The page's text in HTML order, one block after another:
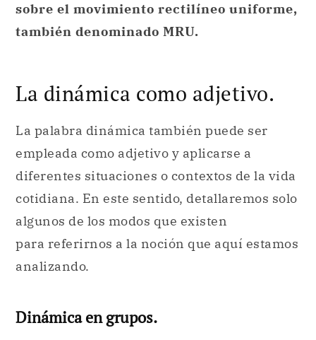
sobre el movimiento rectilíneo uniforme,
también denominado MRU.
La dinámica como adjetivo.
La palabra dinámica también puede ser
empleada como adjetivo y aplicarse a
diferentes situaciones o contextos de la vida
cotidiana. En este sentido, detallaremos solo
algunos de los modos que existen
para referirnos a la noción que aquí estamos
analizando.
Dinámica en grupos.